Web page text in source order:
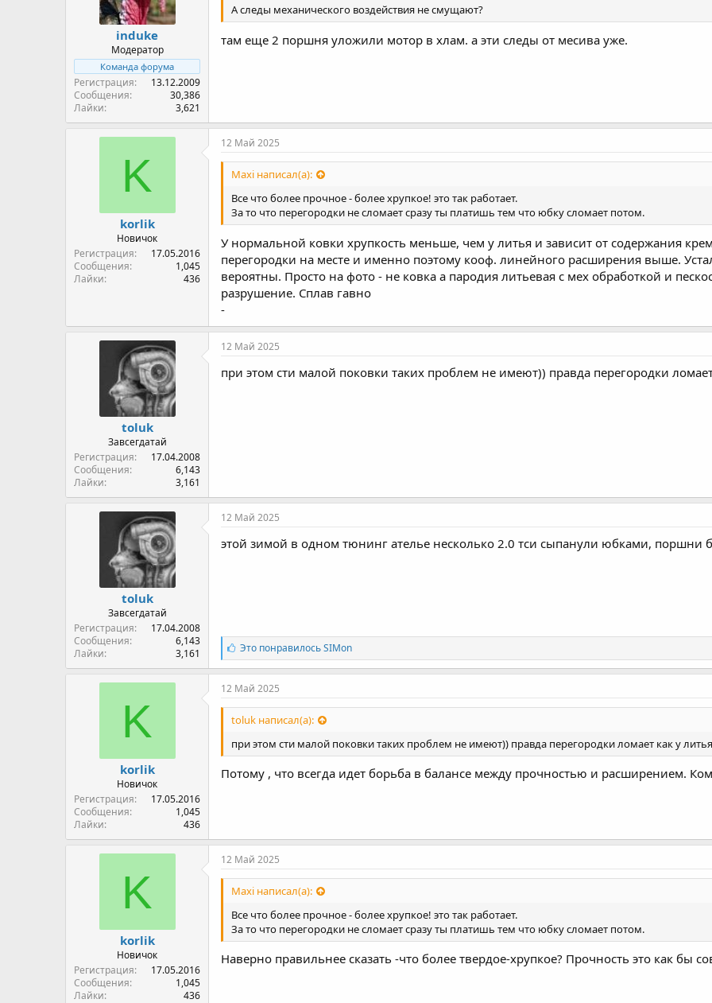
induke
Модератор
Команда форума
Регистрация
13.12.2009
Сообщения
30,386
Лайки
3,621
А следы механического воздействия не смущают?
там еще 2 поршня уложили мотор в хлам. а эти следы от месива уже.
K
korlik
Новичок
Регистрация
17.05.2016
Сообщения
1,045
Лайки
436
12 Май 2025
Maxi написал(а):
Все что более прочное - более хрупкое! это так работает.
За то что перегородки не сломает сразу ты платишь тем что юбку сломает потом.
У нормальной ковки хрупкость меньше, чем у литья и зависит от содержания
перегородки на месте и именно поэтому кооф. линейного расширения выше.
вероятны. Просто на фото - не ковка а пародия литьевая с мех обработкой и
разрушение. Сплав гавно
-
toluk
Завсегдатай
Регистрация
17.04.2008
Сообщения
6,143
Лайки
3,161
12 Май 2025
при этом сти малой поковки таких проблем не имеют)) правда перегородки
toluk
Завсегдатай
Регистрация
17.04.2008
Сообщения
6,143
Лайки
3,161
12 Май 2025
этой зимой в одном тюнинг ателье несколько 2.0 тси сыпанули юбками, поршни
Л
а
й
к
:
Это понравилосьSIMon
K
korlik
Новичок
Регистрация
17.05.2016
Сообщения
1,045
Лайки
436
12 Май 2025
toluk написал(а):
при этом сти малой поковки таких проблем не имеют)) правда перегородки ломает как у
Потому , что всегда идет борьба в балансе между прочностью и расширением.
K
korlik
Новичок
Регистрация
17.05.2016
Сообщения
1,045
Лайки
436
12 Май 2025
Maxi написал(а):
Все что более прочное - более хрупкое! это так работает.
За то что перегородки не сломает сразу ты платишь тем что юбку сломает потом.
Наверно правильнее сказать -что более твердое-хрупкое? Прочность это как бы